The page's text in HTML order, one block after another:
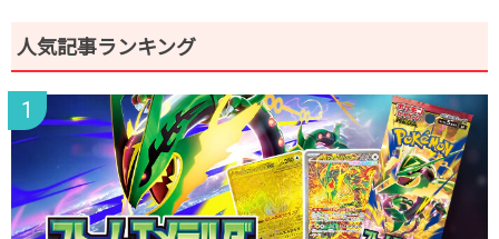
人気記事ランキング